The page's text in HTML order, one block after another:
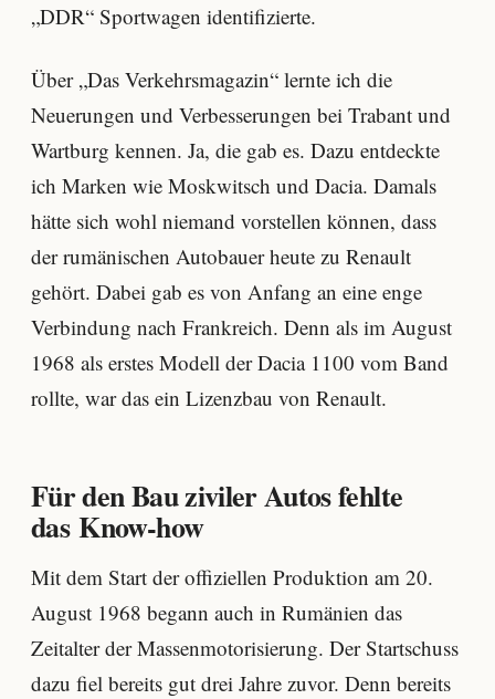
„DDR“ Sportwagen identifizierte.
Über „Das Verkehrsmagazin“ lernte ich die
Neuerungen und Verbesserungen bei Trabant und
Wartburg kennen. Ja, die gab es. Dazu entdeckte
ich Marken wie Moskwitsch und Dacia. Damals
hätte sich wohl niemand vorstellen können, dass
der rumänischen Autobauer heute zu Renault
gehört. Dabei gab es von Anfang an eine enge
Verbindung nach Frankreich. Denn als im August
1968 als erstes Modell der Dacia 1100 vom Band
rollte, war das ein Lizenzbau von Renault.
Für den Bau ziviler Autos fehlte
das Know-how
Mit dem Start der offiziellen Produktion am 20.
August 1968 begann auch in Rumänien das
Zeitalter der Massenmotorisierung. Der Startschuss
dazu fiel bereits gut drei Jahre zuvor. Denn bereits